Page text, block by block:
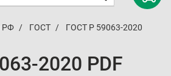
РФ ГОСТ ГОСТ Р 59063-2020
2020 PDF